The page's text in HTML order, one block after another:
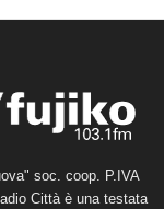
soc. coop. P.IVA
Città è una testata